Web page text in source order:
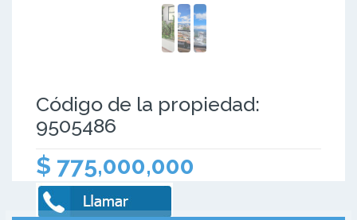
Código de la propiedad:
9505486
$ 775,000,000